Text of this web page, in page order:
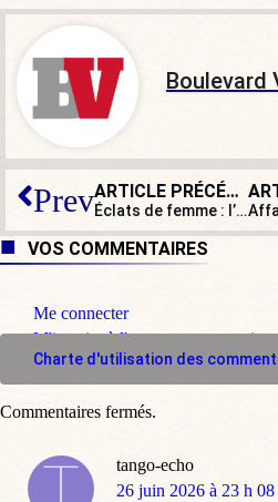
Boulevard
Prev ARTICLE PRÉCÉDENT
Éclats de femme : l’association de Claire Geronimi arrive à Marseille, la gauche en PLS
VOS COMMENTAIRES
Me connecter
M'inscrire à l'espace commentaire
Charte d'utilisation des
tango-echo
dit
26 juin 2026 à 23 h
Commentaires fermés.